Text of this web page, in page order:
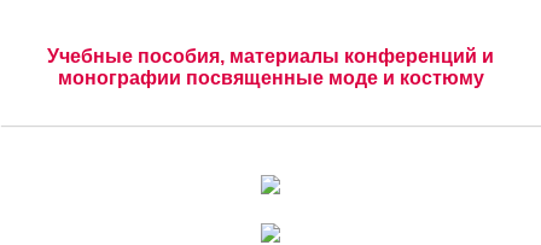
Учебные пособия, материалы конференций и
монографии посвященные моде и костюму